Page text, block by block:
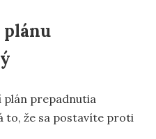
plánu
plán prepadnutia
to, že sa postavíte proti